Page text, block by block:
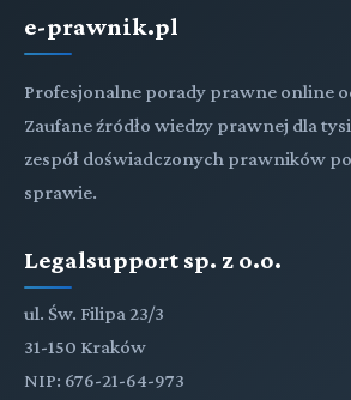
e-prawnik.pl
Profesjonalne porady prawne online
Zaufane źródło wiedzy prawnej dla
zespół doświadczonych prawników
sprawie.
Legalsupport sp. z o.o.
ul. Św. Filipa 23/3
31-150 Kraków
NIP: 676-21-64-973